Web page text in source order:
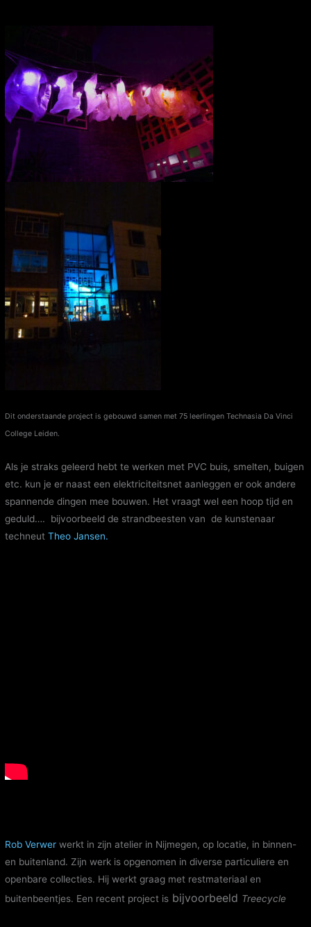
Dit onderstaande project is gebouwd samen met 75 leerlingen Technasia Da Vinci
College Leiden.
Als je straks geleerd hebt te werken met PVC buis, smelten, buigen
etc. kun je er naast een elektriciteitsnet aanleggen er ook andere
spannende dingen mee bouwen. Het vraagt wel een hoop tijd en
geduld…. bijvoorbeeld de strandbeesten van de kunstenaar
techneutTheo Jansen.
Rob Verwer werkt in zijn atelier in Nijmegen, op locatie, in binnen-
en buitenland. Zijn werk is opgenomen in diverse particuliere en
openbare collecties. Hij werkt graag met restmateriaal en
buitenbeentjes. Een recent project is bijvoorbeeld Treecycle